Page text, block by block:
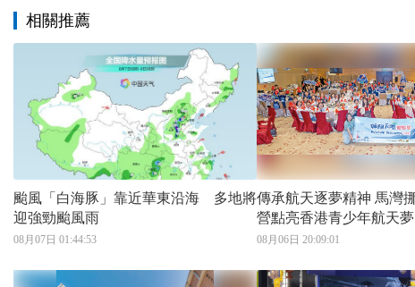
相關推薦
颱風「白海豚」靠近華東沿海 多地將
迎強勁颱風雨
08月07日 01:44:53
傳承航天逐夢精神 馬灣挪亞方舟體驗
營點亮香港青少年航天夢
08月06日 20:09:01